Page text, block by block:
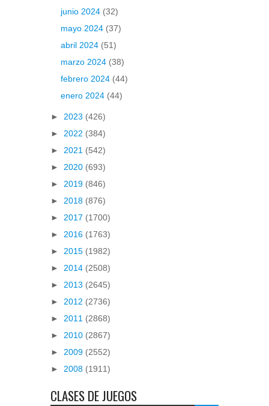
junio 2024 (32)
mayo 2024 (37)
abril 2024 (51)
marzo 2024 (38)
febrero 2024 (44)
enero 2024 (44)
► 2023 (426)
► 2022 (384)
► 2021 (542)
► 2020 (693)
► 2019 (846)
► 2018 (876)
► 2017 (1700)
► 2016 (1763)
► 2015 (1982)
► 2014 (2508)
► 2013 (2645)
► 2012 (2736)
► 2011 (2868)
► 2010 (2867)
► 2009 (2552)
► 2008 (1911)
CLASES DE JUEGOS